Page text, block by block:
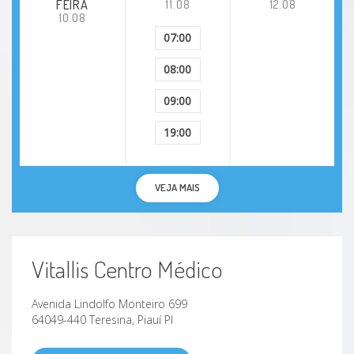
Delírio
Depressão pós-parto
Esquizofrenia E Transtornos Com Características
Insônia
Jogo de azar
FEIRA
10.08
11.08
07:00
08:00
09:00
19:00
12.08
VEJA MAIS
Vitallis Centro Médico
Avenida Lindolfo Monteiro 699
64049-440 Teresina, Piauí PI